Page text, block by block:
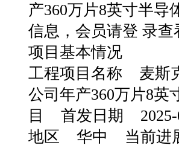
产360万片8英寸半导
信息，会员请登 录查
项目基本情况
工程项目名称 麦斯
公司年产360万片8英
目 首发日期 2025-
地区 华中 当前进